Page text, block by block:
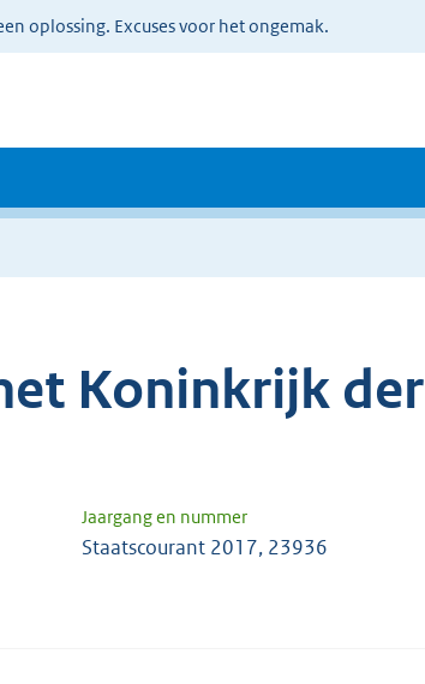
oplossing. Excuses voor het ongemak.
Koninkrijk der
Jaargang en nummer
Staatscourant 2017, 23936